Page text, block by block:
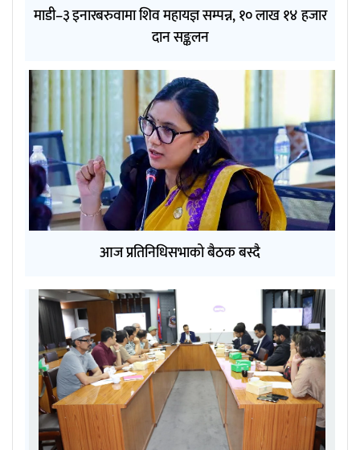
माडी–३ इनारबरुवामा शिव महायज्ञ सम्पन्न, १० लाख १४ हजार
दान सङ्कलन
आज प्रतिनिधिसभाको बैठक बस्दै